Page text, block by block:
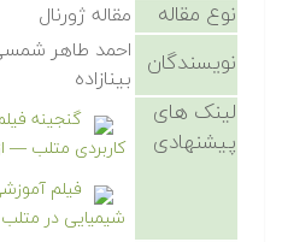
نوع مقاله مقاله ژورنال
نویسندگان
احمد طاهر
بینازاده
لینک های
پیشنهادی
گنجینه
کاربردی متلب —
فیلم
شیمیایی در متلب